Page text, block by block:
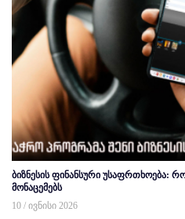
ბიზნესის ფინანსური უსაფრთხოება:
მონაცემებს
10 / ივნისი 2026